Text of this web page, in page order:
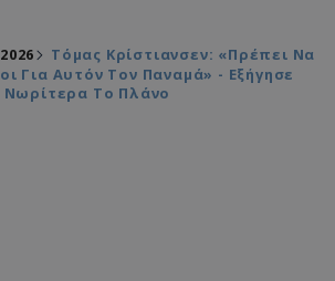
Τόμας Κρίστιανσεν: «Πρέπει Να
Για Αυτόν Τον Παναμά» - Εξήγησε
Νωρίτερα Το Πλάνο